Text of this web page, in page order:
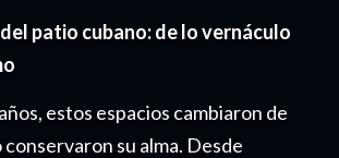
patio cubano: de lo vernáculo
estos espacios cambiaron de
su alma. Desde